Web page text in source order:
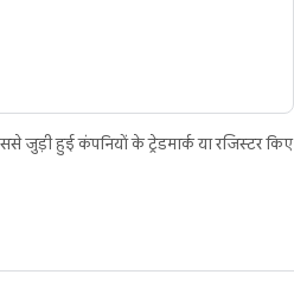
हुई कंपनियों के ट्रेडमार्क या रजिस्टर किए